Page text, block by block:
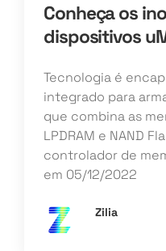
Conheça os
dispositivos
Tecnologia é
integrado para
que combina as
LPDRAM e NAND
controlador de
em 05/12/2022
Zilia